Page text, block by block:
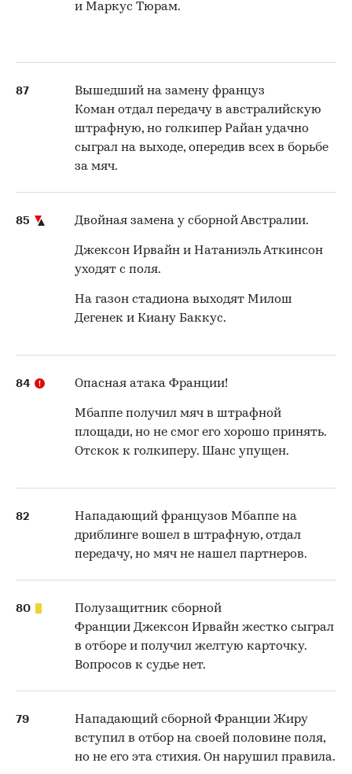
и Маркус Тюрам.
87
Вышедший на замену француз
Коман отдал передачу в австралийскую
штрафную, но голкипер Райан удачно
сыграл на выходе, опередив всех в борьбе
за мяч.
85 Двойная замена у сборной Австралии.
Джексон Ирвайн и Натаниэль Аткинсон
уходят с поля.
На газон стадиона выходят Милош
Дегенек и Киану Баккус.
84 Опасная атака Франции!
Мбаппе получил мяч в штрафной
площади, но не смог его хорошо принять.
Отскок к голкиперу. Шанс упущен.
82
Нападающий французов Мбаппе на
дриблинге вошел в штрафную, отдал
передачу, но мяч не нашел партнеров.
80
Полузащитник сборной
Франции Джексон Ирвайн жестко сыграл
в отборе и получил желтую карточку.
Вопросов к судье нет.
79
Нападающий сборной Франции Жиру
вступил в отбор на своей половине поля,
но не его эта стихия. Он нарушил правила.